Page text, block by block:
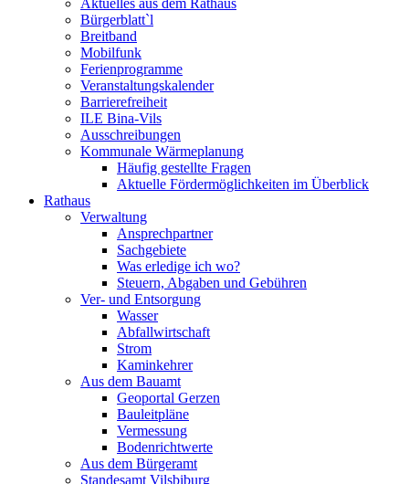
Aktuelles aus dem Rathaus
Bürgerblatt`l
Breitband
Mobilfunk
Ferienprogramme
Veranstaltungskalender
Barrierefreiheit
ILE Bina-Vils
Ausschreibungen
Kommunale Wärmeplanung
Häufig gestellte Fragen
Aktuelle Fördermöglichkeiten im Überblick
Rathaus
Verwaltung
Ansprechpartner
Sachgebiete
Was erledige ich wo?
Steuern, Abgaben und Gebühren
Ver- und Entsorgung
Wasser
Abfallwirtschaft
Strom
Kaminkehrer
Aus dem Bauamt
Geoportal Gerzen
Bauleitpläne
Vermessung
Bodenrichtwerte
Aus dem Bürgeramt
Standesamt Vilsbiburg